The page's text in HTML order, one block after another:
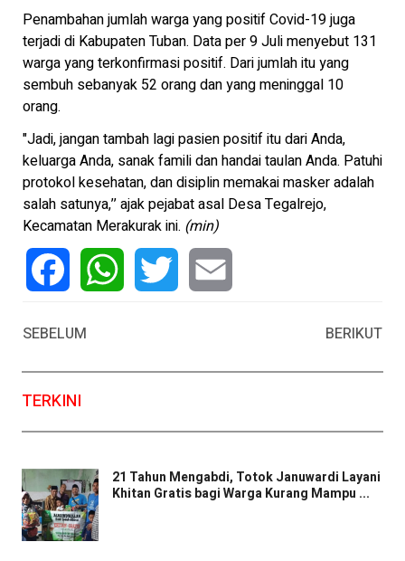
Penambahan jumlah warga yang positif Covid-19 juga
terjadi di Kabupaten Tuban. Data per 9 Juli menyebut 131
warga yang terkonfirmasi positif. Dari jumlah itu yang
sembuh sebanyak 52 orang dan yang meninggal 10
orang.
"Jadi, jangan tambah lagi pasien positif itu dari Anda,
keluarga Anda, sanak famili dan handai taulan Anda. Patuhi
protokol kesehatan, dan disiplin memakai masker adalah
salah satunya,’’ ajak pejabat asal Desa Tegalrejo,
Kecamatan Merakurak ini. (min)
SEBELUM
BERIKUT
TERKINI
21 Tahun Mengabdi, Totok Januwardi Layani
Khitan Gratis bagi Warga Kurang Mampu ...